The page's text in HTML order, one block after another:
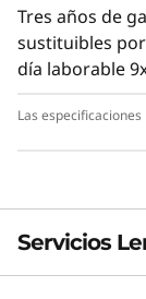
Tres años de
sustituibles
día laborable
Las
Servicios